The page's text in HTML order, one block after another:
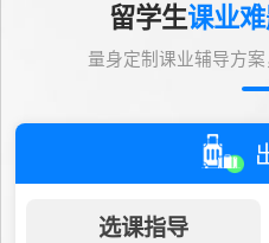
留学生课业
量身定制课业辅导方
选课指导